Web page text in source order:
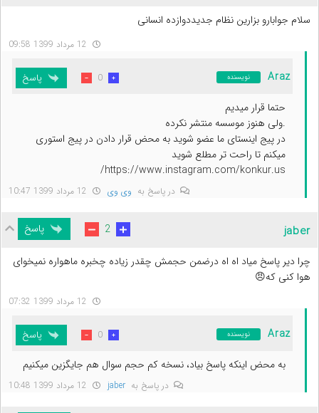
سلام جوابارو بزارین نظام جدیددوازده انسانی
Araz نویسنده
در پاسخ به وی وی
حتما قرار میدیم
.ولی هنوز موسسه منتشر نکرده
در پیج اینستای ما عضو شوید به محض قرار دادن در پیج استوری
میکنم تا راحت تر مطلع شوید
https://www.instagram.com/konkur.us/
0 پاسخ
jaber
چرا دیر پاسخ میاد اه اه درضمن حجمش چقدر زیاده چخبره ماهواره نمیخوای
هوا کنی که😠
2 پاسخ
Araz نویسنده
در پاسخ به jaber
به محض اینکه پاسخ بیاد، نسخه کم حجم سوال هم جایگزین میکنیم
0 پاسخ